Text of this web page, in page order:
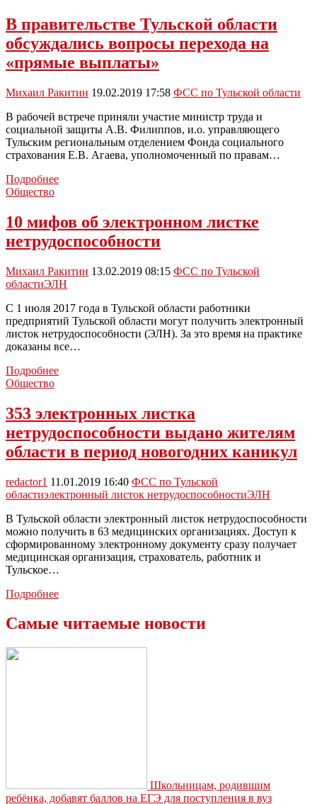
В правительстве Тульской области
обсуждались вопросы перехода на
«прямые выплаты»
Михаил Ракитин 19.02.2019 17:58 ФСС по Тульской области
В рабочей встрече приняли участие министр труда и
социальной защиты А.В. Филиппов, и.о. управляющего
Тульским региональным отделением Фонда социального
страхования Е.В. Агаева, уполномоченный по правам…
ПодробнееВ
области
обсуждались
вопросы
на
«прямые
выплаты»
Общество
10 мифов об электронном листке
нетрудоспособности
Михаил Ракитин 13.02.2019 08:15 ФСС по Тульской
областиЭЛН
С 1 июля 2017 года в Тульской области работники
предприятий Тульской области могут получить электронный
листок нетрудоспособности (ЭЛН). За это время на практике
доказаны все…
Подробнее10
листке
нетрудоспособности
Общество
353 электронных листка
нетрудоспособности выдано жителям
области в период новогодних каникул
redactor1 11.01.2019 16:40 ФСС по Тульской
областиэлектронный листок нетрудоспособностиЭЛН
В Тульской области электронный листок нетрудоспособности
можно получить в 63 медицинских организациях. Доступ к
сформированному электронному документу сразу получает
медицинская организация, страхователь, работник и
Тульское…
Подробнее353
листка
нетрудоспособности
Самые читаемые новости
Школьницам, родившим
ребёнка, добавят баллов на ЕГЭ для поступления в вуз